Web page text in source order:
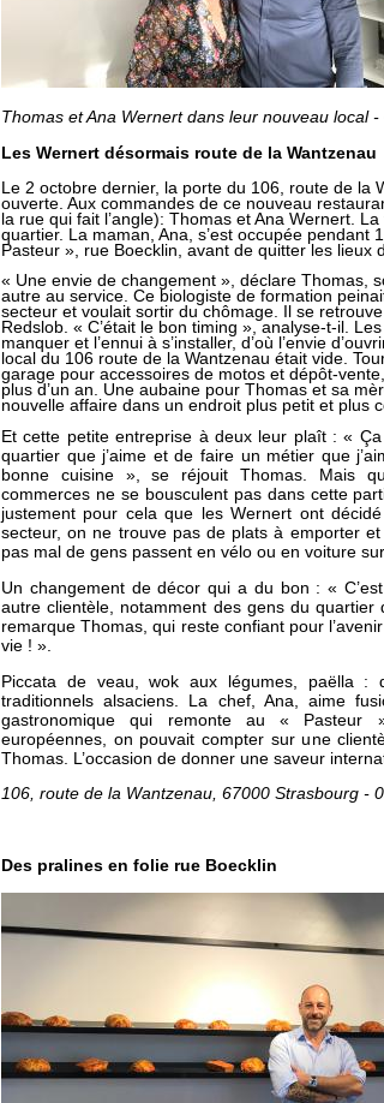
Thomas et Ana Wernert dans leur nouveau local
Les Wernert désormais route de la Wantzenau
Le 2 octobre dernier, la porte du 106, route de la
ouverte. Aux commandes de ce nouveau
la rue qui fait l’angle): Thomas et Ana Wernert.
quartier. La maman, Ana, s’est occupée pendant
Pasteur », rue Boecklin, avant de quitter les lieux
« Une envie de changement », déclare Thomas,
autre au service. Ce biologiste de formation
secteur et voulait sortir du chômage. Il se
Redslob. « C’était le bon timing », analyse-t-il.
manquer et l’ennui à s’installer, d’où l’envie
local du 106 route de la Wantzenau était vide.
garage pour accessoires de motos et dépôt-
plus d’un an. Une aubaine pour Thomas et sa
nouvelle affaire dans un endroit plus petit et plus
Et cette petite entreprise à deux leur plaît : «
quartier que j’aime et de faire un métier que
bonne cuisine », se réjouit Thomas. Mais
commerces ne se bousculent pas dans cette
justement pour cela que les Wernert ont
secteur, on ne trouve pas de plats à emporter
pas mal de gens passent en vélo ou en voiture
Un changement de décor qui a du bon : «
autre clientèle, notamment des gens du quartier
remarque Thomas, qui reste confiant pour
vie ! ».
Piccata de veau, wok aux légumes, paëlla :
traditionnels alsaciens. La chef, Ana, aime
gastronomique qui remonte au «
européennes, on pouvait compter sur une
Thomas. L’occasion de donner une saveur
106, route de la Wantzenau, 67000 Strasbourg -
Des pralines en folie rue Boecklin